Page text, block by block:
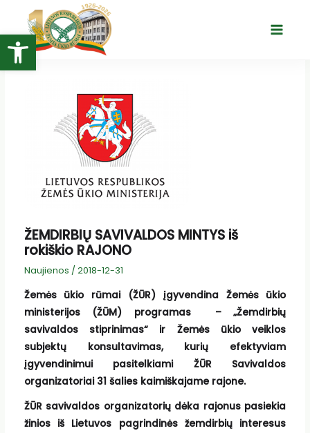
Open toolbar
turinio
Main
ŽEMDIRBIŲ SAVIVALDOS MINTYS iš
rokiškio RAJONO
Naujienos / 2018-12-31
Žemės ūkio rūmai (ŽŪR) įgyvendina Žemės ūkio
ministerijos (ŽŪM) programas – „Žemdirbių
savivaldos stiprinimas“ ir Žemės ūkio veiklos
subjektų konsultavimas, kurių efektyviam
įgyvendinimui pasitelkiami ŽŪR Savivaldos
organizatoriai 31 šalies kaimiškajame rajone.
ŽŪR savivaldos organizatorių dėka rajonus pasiekia
žinios iš Lietuvos pagrindinės žemdirbių interesus